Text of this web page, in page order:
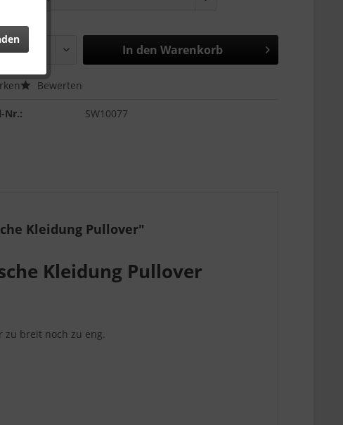
In den Warenkorb
Bewerten
Nr.: SW10077
Kleidung Pullover"
Kleidung Pullover
zu breit noch zu eng.